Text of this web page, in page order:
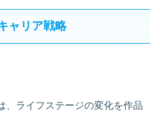
ャリア戦略
、ライフステージの変化を作品